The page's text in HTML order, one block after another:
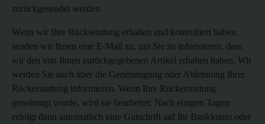
zurückgesendet werden.
Wenn wir Ihre Rücksendung erhalten und kontrolliert haben,
senden wir Ihnen eine E-Mail zu, um Sie zu informieren, dass
wir den von Ihnen zurückgegebenen Artikel erhalten haben. Wir
werden Sie auch über die Genehmigung oder Ablehnung Ihrer
Rückerstattung informieren. Wenn Ihre Rückerstattung
genehmigt wurde, wird sie bearbeitet. Nach einigen Tagen
erfolgt dann automatisch eine Gutschrift auf Ihr Bankkonto oder